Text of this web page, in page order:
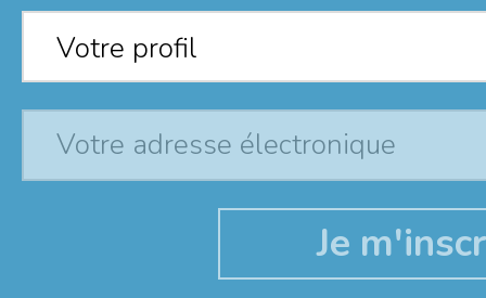
Votre profil*
Votre profil